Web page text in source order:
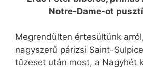
Notre-Dame-ot
Megrendülten értesültünk
nagyszerű párizsi Saint-
tűzeset után most, a Nagyhét